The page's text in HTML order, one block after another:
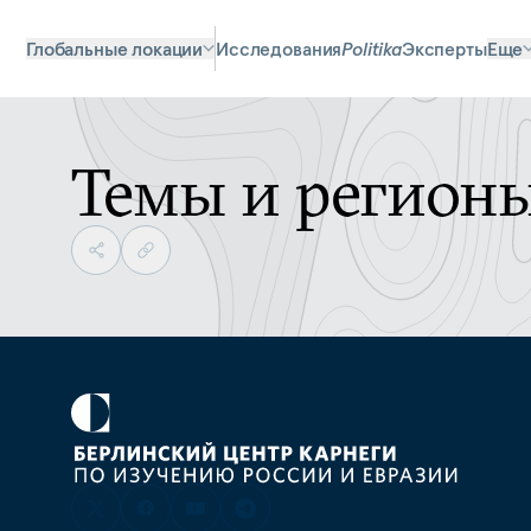
Глобальные локации ИсследованияPolitikaЭкспертыЕще
Темы и